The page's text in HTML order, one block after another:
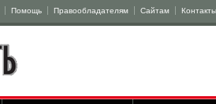
Помощь Правообладателям Сайтам Контакты